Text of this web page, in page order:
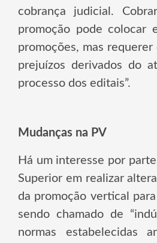
cobrança judicial.
promoção pode colocar
promoções, mas requerer
prejuízos derivados do
processo dos editais”.
Mudanças na PV
Há um interesse por
Superior em realizar
da promoção vertical
sendo chamado de
normas estabelecidas